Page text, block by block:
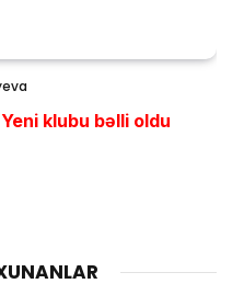
Yeni klubu bəlli oldu